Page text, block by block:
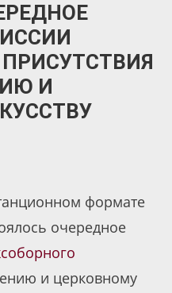
И
формате
очередное
и церковному